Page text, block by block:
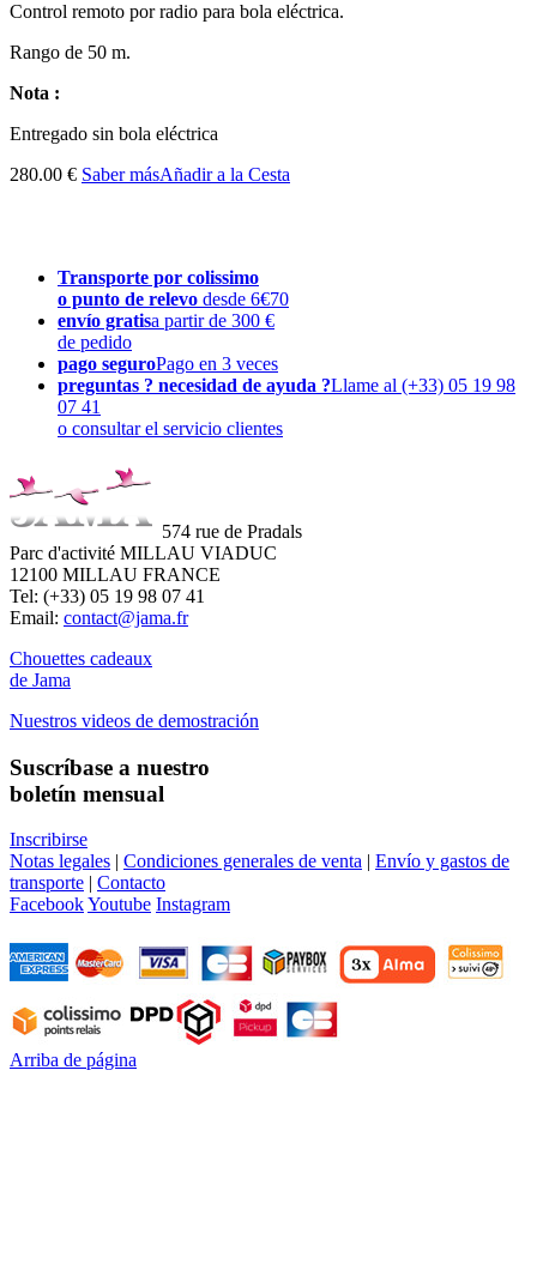
Control remoto por radio para bola eléctrica.
Rango de 50 m.
Nota :
Entregado sin bola eléctrica
280.00 € Saber másAñadir a la Cesta
Transporte por colissimo
o punto de relevo desde 6€70
envío gratisa partir de 300 €
de pedido
pago seguroPago en 3 veces
preguntas ? necesidad de ayuda ?Llame al (+33) 05 19 98
07 41
o consultar el servicio clientes
574 rue de Pradals
Parc d'activité MILLAU VIADUC
12100 MILLAU FRANCE
Tel: (+33) 05 19 98 07 41
Email: contact@jama.fr
Chouettes cadeaux
de Jama
Nuestros videos de demostración
Suscríbase a nuestro
boletín mensual
Inscribirse
Notas legales
Condiciones generales de venta
Envío y gastos de
transporte
Contacto
FacebookYoutube Instagram
Arriba de página